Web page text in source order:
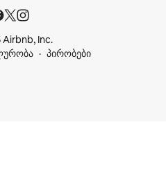
Inc.
პირობები